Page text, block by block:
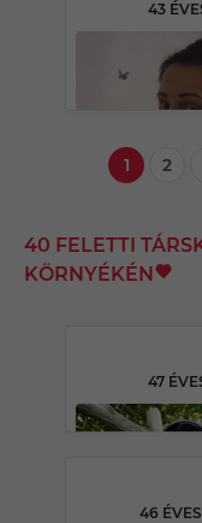
43
1 2
40 FELETTI
KÖRNYÉKÉN
47
46